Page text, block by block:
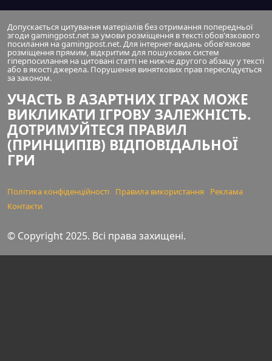
© Copyright 2025. Всі права захищені.
Допускається цитування матеріалів без отримання попередньої
згоди gamingpost.net за умови розміщення в тексті обов'язкового
посилання на gamingpost.net. Для інтернет-видань обов'язкове
розміщення прямим, відкритим для пошукових систем
гіперпосилання на цитовані статті не нижче другого абзацу у тексті
або в якості джерела. Порушення виняткових прав переслідується
за законом.
УЧАСТЬ В АЗАРТНИХ ІГРАХ МОЖЕ
ВИКЛИКАТИ ІГРОВУ ЗАЛЕЖНІСТЬ.
ДОТРИМУЙТЕСЯ ПРАВИЛ
(ПРИНЦИПІВ) ВІДПОВІДАЛЬНОЇ
ГРИ
Політика конфіденційності Правила використання
Реклама
Контакти